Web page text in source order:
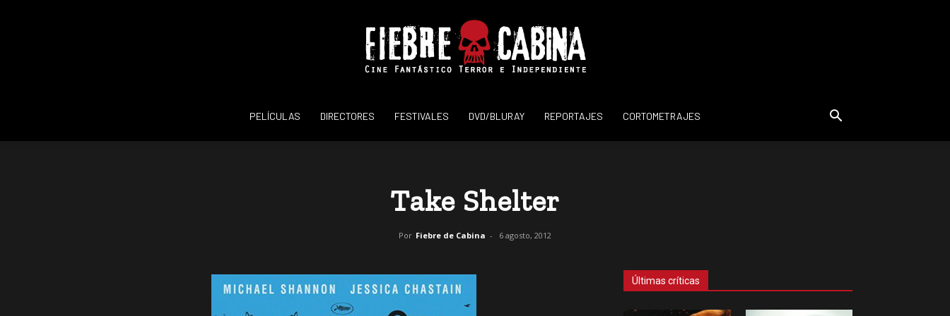
Fiebre
de
PELÍCULAS DIRECTORES FESTIVALES DVD/BLURAY REPORTAJES CORTOMETRAJES
Take Shelter
Por Fiebre de Cabina - 6 agosto, 2012
Últimas críticas